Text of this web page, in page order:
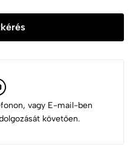
vagy E-mail-ben
követően.